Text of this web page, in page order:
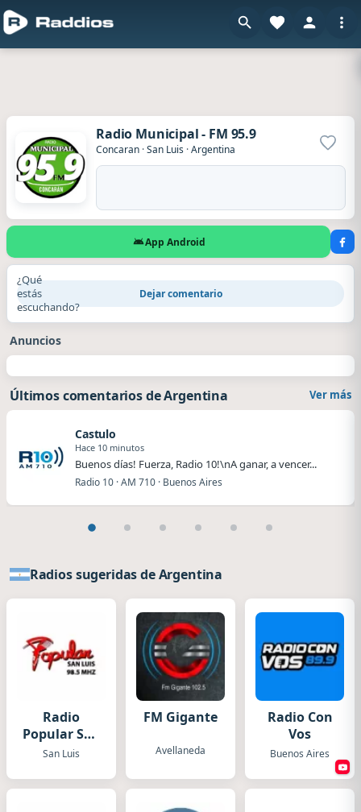
Radio Municipal - FM 95.9
Concaran ·San Luis ·Argentina
App Android
¿Qué
estás
escuchando?
Dejar comentario
Anuncios
Últimos comentarios de Argentina Ver más
Castulo
Hace 10 minutos
Buenos días! Fuerza, Radio 10!\nA ganar, a vencer...
Radio 10 · AM 710 · Buenos Aires
Radios sugeridas de Argentina
Radio
Popular San
Luis
San Luis
FM Gigante
Avellaneda
Radio Con
Vos
Buenos Aires